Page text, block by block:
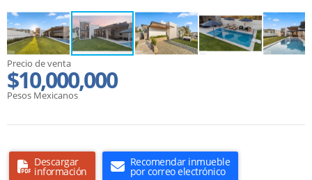
Precio de venta
$10,000,000
Pesos Mexicanos
Descargar
información
Recomendar inmueble
por correo electrónico